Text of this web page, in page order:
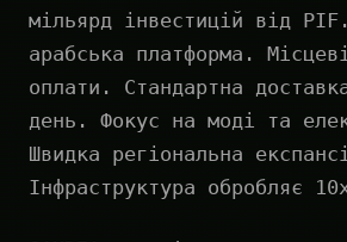
мільярд інвестицій від
арабська платформа.
оплати. Стандартна
день. Фокус на моді та
Швидка регіональна
Інфраструктура обробляє